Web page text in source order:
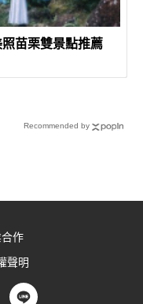
苗栗雙景點推薦
Recommended by
作
聲明